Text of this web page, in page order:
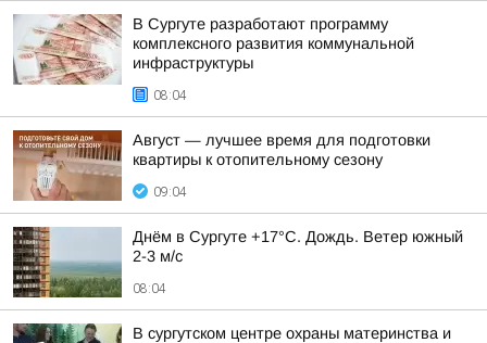
В Сургуте разработают программу
комплексного развития коммунальной
инфраструктуры
08:04
Август — лучшее время для подготовки
квартиры к отопительному сезону
09:04
Днём в Сургуте +17°С. Дождь. Ветер южный
2-3 м/с
08:04
В сургутском центре охраны материнства и